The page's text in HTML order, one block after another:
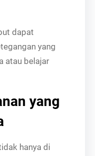
dapat
yang
atau belajar
yang
hanya di